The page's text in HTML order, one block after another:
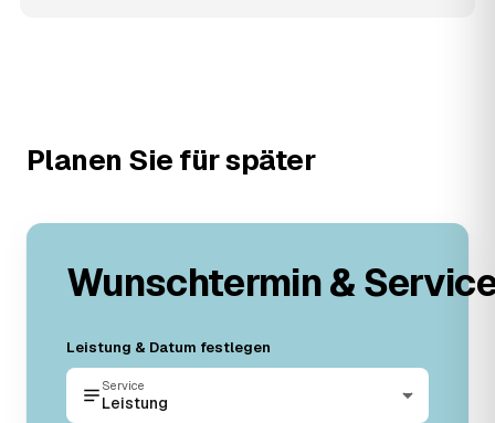
Planen Sie für später
Wunschtermin &
Leistung & Datum festlegen
Service
Leistung